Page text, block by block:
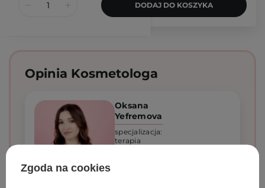
DODAJ DO KOSZYKA
Opinia Kosmetologa
Oksana
Yefremova
specjalizacja:
terapia
Zgoda na cookies